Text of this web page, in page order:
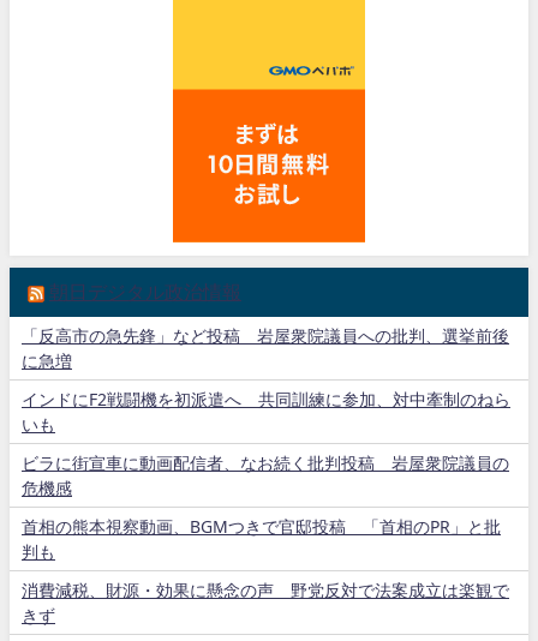
朝日デジタル政治情報
「反高市の急先鋒」など投稿 岩屋衆院議員への批判、選挙前後
に急増
インドにF2戦闘機を初派遣へ 共同訓練に参加、対中牽制のねら
いも
ビラに街宣車に動画配信者、なお続く批判投稿 岩屋衆院議員の
危機感
首相の熊本視察動画、BGMつきで官邸投稿 「首相のPR」と批
判も
消費減税、財源・効果に懸念の声 野党反対で法案成立は楽観で
きず